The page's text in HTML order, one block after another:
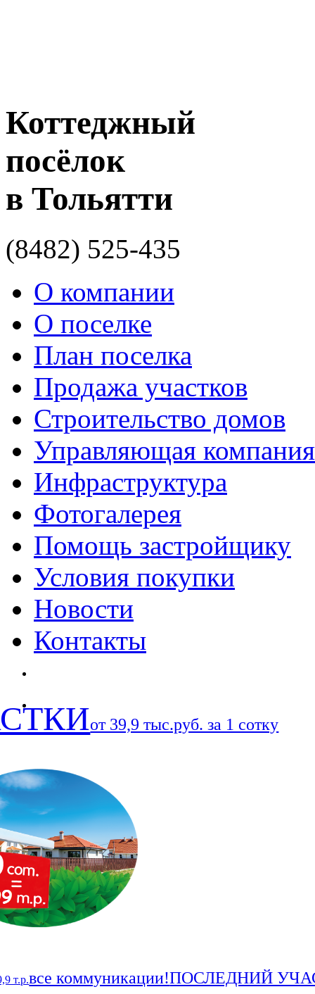
Коттеджный
посёлок
в Тольятти
(8482) 525-435
О компании
О поселке
План поселка
Продажа участков
Строительство домов
Управляющая компания
Инфраструктура
Фотогалерея
Помощь застройщику
Условия покупки
Новости
Контакты